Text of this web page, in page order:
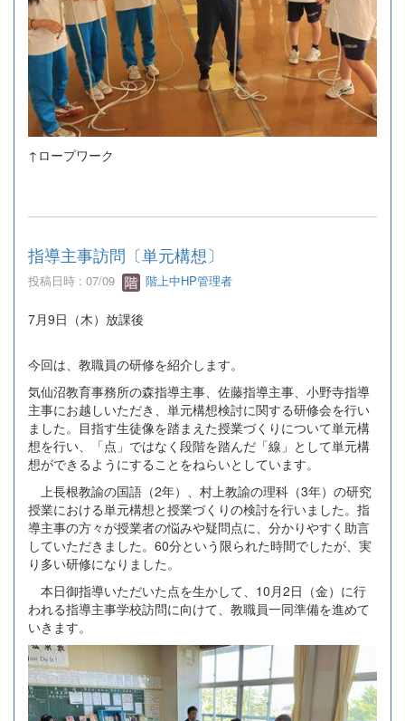
↑ロープワーク
指導主事訪問〔単元構想〕
投稿日時 : 07/09 階上中HP管理者
7月9日（木）放課後
今回は、教職員の研修を紹介します。
気仙沼教育事務所の森指導主事、佐藤指導主事、小野寺指導
主事にお越しいただき、単元構想検討に関する研修会を行い
ました。目指す生徒像を踏まえた授業づくりについて単元構
想を行い、「点」ではなく段階を踏んだ「線」として単元構
想ができるようにすることをねらいとしています。
上長根教諭の国語（2年）、村上教諭の理科（3年）の研究
授業における単元構想と授業づくりの検討を行いました。指
導主事の方々が授業者の悩みや疑問点に、分かりやすく助言
していただきました。60分という限られた時間でしたが、実
り多い研修になりました。
本日御指導いただいた点を生かして、10月2日（金）に行
われる指導主事学校訪問に向けて、教職員一同準備を進めて
いきます。